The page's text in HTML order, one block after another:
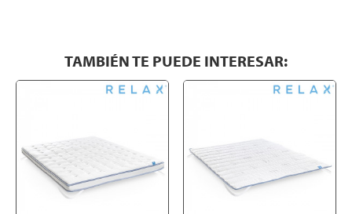
TAMBIÉN TE PUEDE INTERESAR: